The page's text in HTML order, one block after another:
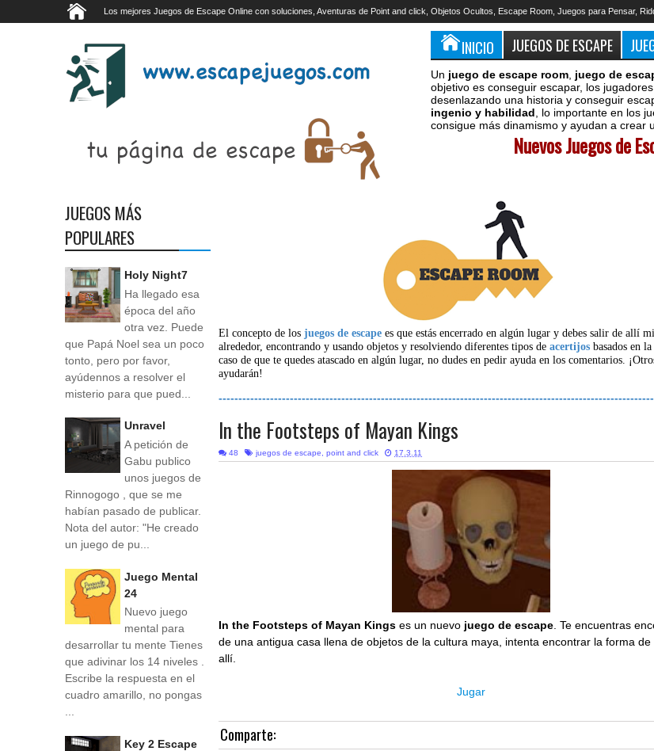
Los mejores Juegos de Escape Online con soluciones, Aventuras de Point and click, Objetos Ocultos, Escape Room, Juegos para Pensar,
INICIO JUEGOS DE ESCAPE
Un juego de escape room juego de
objetivo es conseguir escapar, los
desenlazando una historia y conseguir
ingenio y habilidad , lo importante en los
consigue más dinamismo y ayudan a crear
Nuevos Juegos de
El concepto de losjuegos de escape es que estás encerrado en algún lugar y debes salir de allí
alrededor, encontrando y usando objetos y resolviendo diferentes tipos deacertijos basados en
caso de que te quedes atascado en algún lugar, no dudes en pedir ayuda en los comentarios.
ayudarán!
In the Footsteps of Mayan Kings
48 juegos de escape point and click 17.3.11
In the Footsteps of Mayan Kings es un nuevo juego de escape . Te encuentras
de una antigua casa llena de objetos de la cultura maya, intenta encontrar la forma
allí.
Jugar
Comparte:
JUEGOS MÁS
POPULARES
Holy Night7
Ha llegado esa
época del año
otra vez. Puede
que Papá Noel sea un poco
tonto, pero por favor,
ayúdennos a resolver el
misterio para que pued...
Unravel
A petición de
Gabu publico
unos juegos de
Rinnogogo , que se me
habían pasado de publicar.
Nota del autor: "He creado
un juego de pu...
Juego Mental
24
Nuevo juego
mental para
desarrollar tu mente Tienes
que adivinar los 14 niveles .
Escribe la respuesta en el
cuadro amarillo, no pongas
...
Key 2 Escape